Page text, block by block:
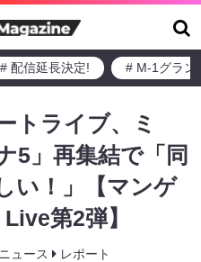
# 配信延長決定! # M-1グラン
トライブ、ミ
5」再集結で「同
い！」【マンゲ
第2弾】
ニュース レポート